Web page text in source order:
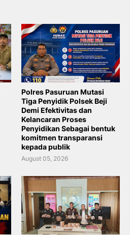
Polres Pasuruan Mutasi
Tiga Penyidik Polsek Beji
Demi Efektivitas dan
Kelancaran Proses
Penyidikan Sebagai bentuk
komitmen transparansi
kepada publik
August 05, 2026